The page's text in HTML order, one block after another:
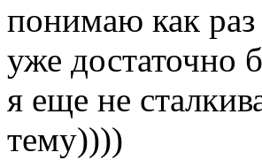
понимаю как
уже достаточно
я еще не
тему))))